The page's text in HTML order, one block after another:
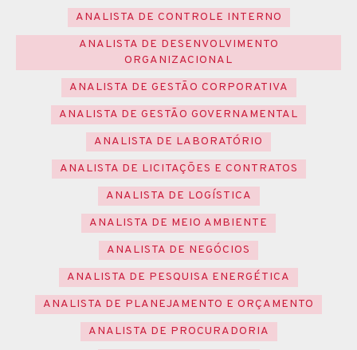
ANALISTA DE CONTROLE INTERNO
ANALISTA DE DESENVOLVIMENTO
ORGANIZACIONAL
ANALISTA DE GESTÃO CORPORATIVA
ANALISTA DE GESTÃO GOVERNAMENTAL
ANALISTA DE LABORATÓRIO
ANALISTA DE LICITAÇÕES E CONTRATOS
ANALISTA DE LOGÍSTICA
ANALISTA DE MEIO AMBIENTE
ANALISTA DE NEGÓCIOS
ANALISTA DE PESQUISA ENERGÉTICA
ANALISTA DE PLANEJAMENTO E ORÇAMENTO
ANALISTA DE PROCURADORIA